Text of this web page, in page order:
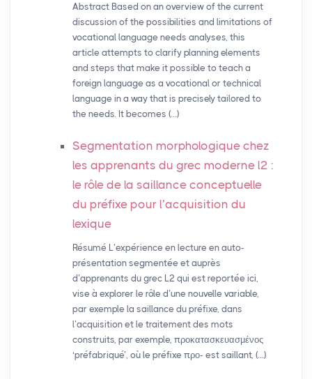
Abstract Based on an overview of the current
discussion of the possibilities and limitations of
vocational language needs analyses, this
article attempts to clarify planning elements
and steps that make it possible to teach a
foreign language as a vocational or technical
language in a way that is precisely tailored to
the needs. It becomes (…)
Segmentation morphologique chez
les apprenants du grec moderne l2 :
le rôle de la saillance conceptuelle
du préfixe pour l’acquisition du
lexique
Résumé L’expérience en lecture en auto-
présentation segmentée et auprès
d’apprenants du grec L2 qui est reportée ici,
vise à explorer le rôle d’une nouvelle variable,
par exemple la saillance du préfixe, dans
l’acquisition et le traitement des mots
construits, par exemple, προκατασκευασμένος
‘préfabriqué’, où le préfixe προ- est saillant, (…)